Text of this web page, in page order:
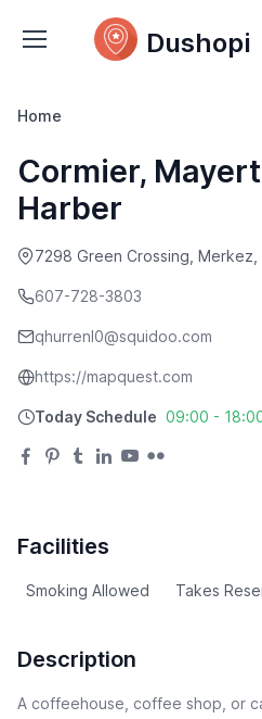
Dushopi
Home
Cormier,
Harber
7298 Green Crossing,
607-728-3803
qhurrenl0@squidoo.com
https://mapquest.com
Today Schedule 09:00 -
Facilities
Smoking Allowed Takes
Description
A coffeehouse, coffee shop, or